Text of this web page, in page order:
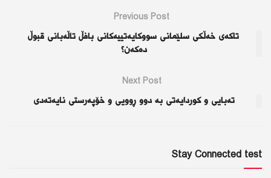
Previous Post
تاکەی خەڵکی سلێمانی سووکایەتییەکانی بافڵ تاڵەبانی قبوڵ
دەکەن؟
Next Post
تەبایی و كوردایەتی بە دوو ڕوویی و خۆپەرستی نایەتەدی
Stay Connected test